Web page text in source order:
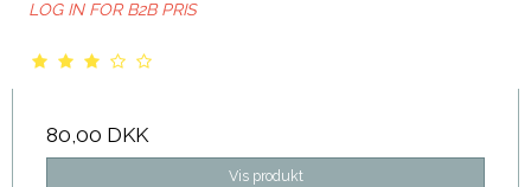
LOG IN FOR B2B PRIS
80,00 DKK
Vis produkt